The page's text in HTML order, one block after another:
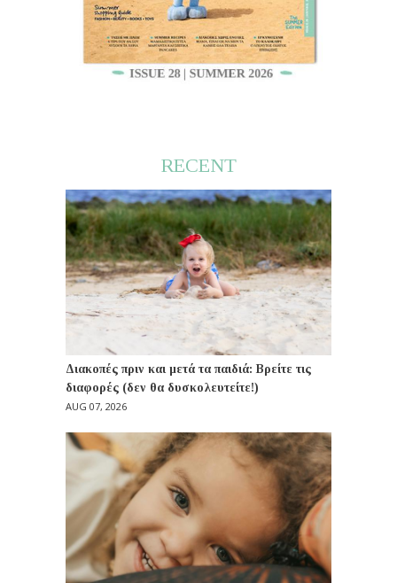
RECENT
Διακοπές πριν και μετά τα παιδιά: Βρείτε τις
διαφορές (δεν θα δυσκολευτείτε!)
AUG 07, 2026